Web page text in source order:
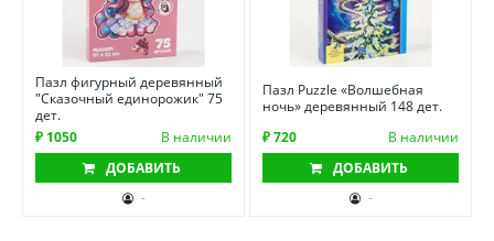
Пазл фигурный деревянный
"Сказочный единорожик" 75
дет.
₽ 1050
В наличии
ДОБАВИТЬ
-
Пазл Puzzle «Волшебная
ночь» деревянный 148 дет.
₽ 720
В наличии
ДОБАВИТЬ
-